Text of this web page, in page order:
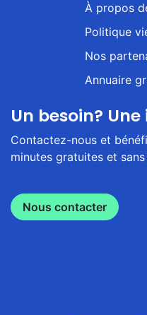
À propos
Politique
Nos
Annuaire
Un besoin? Une
Contactez-nous et
minutes gratuites et
Nous contacter